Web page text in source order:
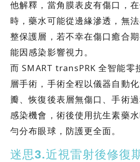
他解釋，當角膜表皮有傷口，
時，藥水可能從邊緣滲透，無
整保護層，若不幸在傷口癒合
能因感染影響視力。
而 SMART transPRK 全智能零
層手術，手術全程以儀器自動
瓣、恢復後表層無傷口、手術
感染機會，術後使用抗生素藥
勻分布眼球，防護更全面。
迷思3.近視雷射後修復